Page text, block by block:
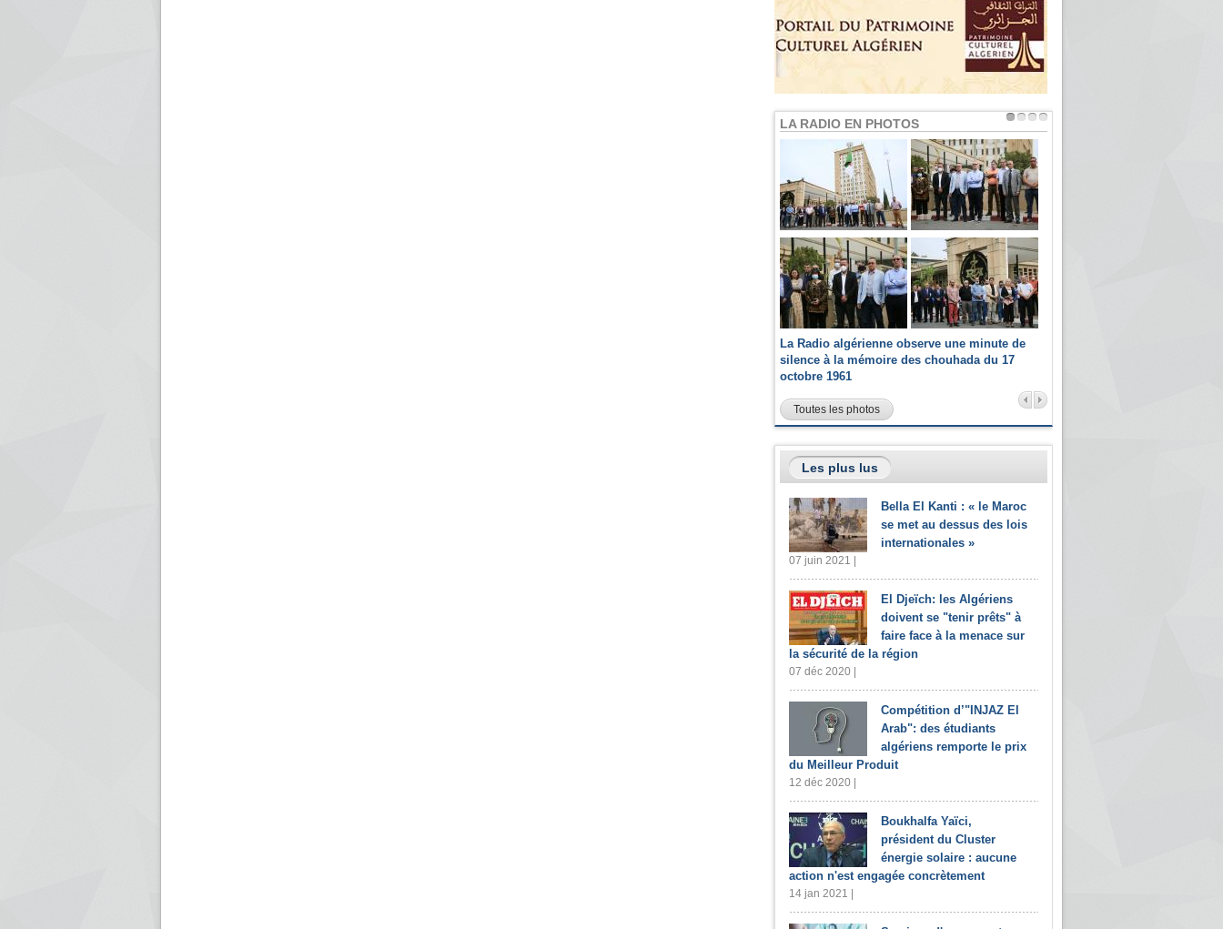
LA RADIO EN PHOTOS
La Radio algérienne observe une minute de
silence à la mémoire des chouhada du 17
octobre 1961
Toutes les photos
Les plus lus
Bella El Kanti : « le Maroc
se met au dessus des lois
internationales »
07 juin 2021 |
El Djeïch: les Algériens
doivent se "tenir prêts" à
faire face à la menace sur
la sécurité de la région
07 déc 2020 |
Compétition d’"INJAZ El
Arab": des étudiants
algériens remporte le prix
du Meilleur Produit
12 déc 2020 |
Boukhalfa Yaïci,
président du Cluster
énergie solaire : aucune
action n'est engagée concrètement
14 jan 2021 |